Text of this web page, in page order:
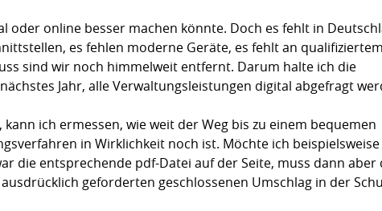
oder online besser machen könnte. Doch es fehlt in
es fehlen moderne Geräte, es fehlt an qualifiziertem
sind wir noch himmelweit entfernt. Darum halte ich die
Jahr, alle Verwaltungsleistungen digital abgefragt
ich ermessen, wie weit der Weg bis zu einem bequemen
in Wirklichkeit noch ist. Möchte ich
die entsprechende pdf-Datei auf der Seite, muss dann aber
geforderten geschlossenen Umschlag in der